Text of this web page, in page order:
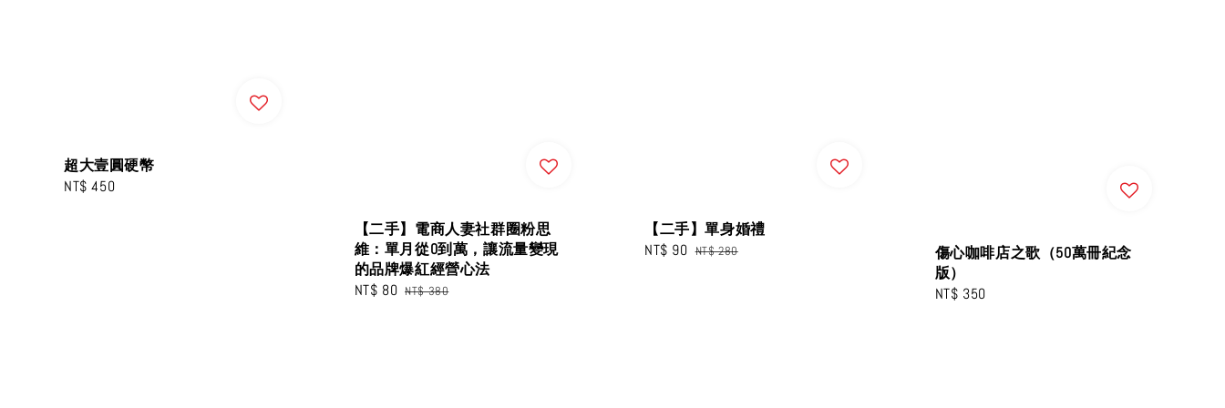
超大壹圓硬幣
Regular
NT$ 450
【二手】電商人妻社群圈粉思
維：單月從0到萬，讓流量變現
的品牌爆紅經營心法
Sale
NT$ 80 Regular
NT$ 380
【二手】單身婚禮
Sale
NT$ 90 Regular
NT$ 280
傷心咖啡店之歌（50萬冊紀念
版）
Regular
NT$ 350